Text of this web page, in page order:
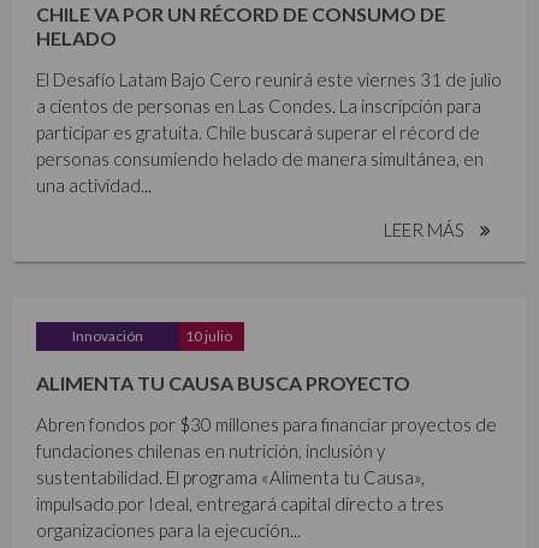
CHILE VA POR UN RÉCORD DE CONSUMO DE
HELADO
El Desafío Latam Bajo Cero reunirá este viernes 31 de julio
a cientos de personas en Las Condes. La inscripción para
participar es gratuita. Chile buscará superar el récord de
personas consumiendo helado de manera simultánea, en
una actividad...
LEER MÁS
Innovación 10 julio
ALIMENTA TU CAUSA BUSCA PROYECTO
Abren fondos por $30 millones para financiar proyectos de
fundaciones chilenas en nutrición, inclusión y
sustentabilidad. El programa «Alimenta tu Causa»,
impulsado por Ideal, entregará capital directo a tres
organizaciones para la ejecución...